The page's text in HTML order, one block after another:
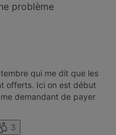
problème
qui me dit que les
offerts. Ici on est début
demandant de payer
pas pour les 60 €. du
3